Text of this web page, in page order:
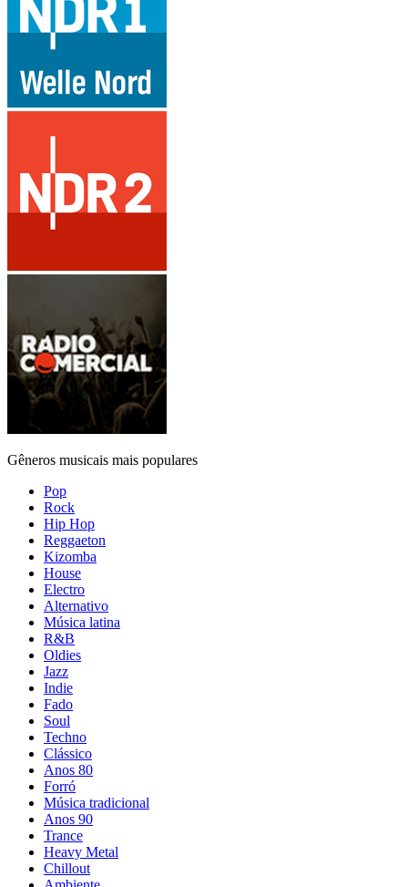
Gêneros musicais mais populares
Pop
Rock
Hip Hop
Reggaeton
Kizomba
House
Electro
Alternativo
Música latina
R&B
Oldies
Jazz
Indie
Fado
Soul
Techno
Clássico
Anos 80
Forró
Música tradicional
Anos 90
Trance
Heavy Metal
Chillout